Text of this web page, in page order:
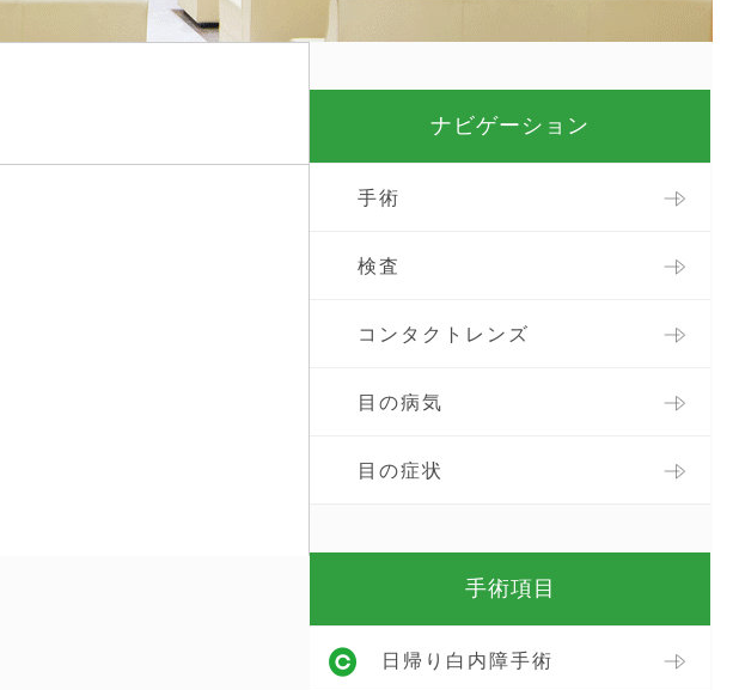
ナビゲーション
手術
検査
コンタクトレンズ
目の病気
目の症状
手術項目
日帰り白内障手術